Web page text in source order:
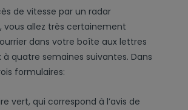
de vitesse par un radar
vous allez très certainement
dans votre boîte aux lettres
à quatre semaines suivantes. Dans
formulaires:
vert, qui correspond à l’avis de